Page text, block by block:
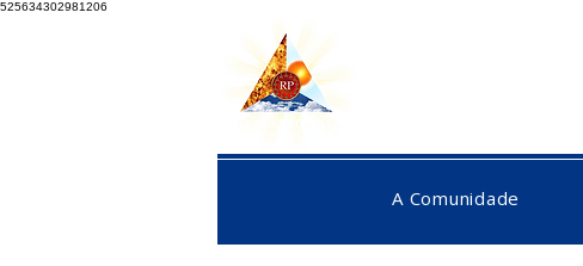
525634302981206
A Comunidade